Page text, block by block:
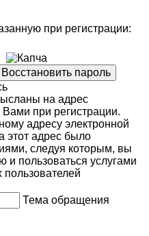
при регистрации:
на адрес
при регистрации.
адресу электронной
этот адрес было
следуя которым, вы
и пользоваться услугами
пользователей
Тема обращения